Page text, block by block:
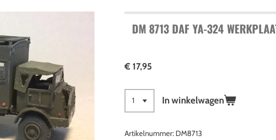
DM 8713 DAF YA-324
€ 17,95
In winkelwagen
Artikelnummer: DM8713